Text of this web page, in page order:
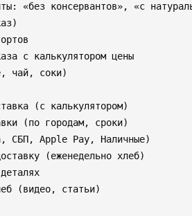
«без консервантов», «с
с калькулятором цены
чай, соки)
(с калькулятором)
(по городам, сроки)
СБП, Apple Pay, Наличные)
(еженедельно хлеб)
(видео, статьи)